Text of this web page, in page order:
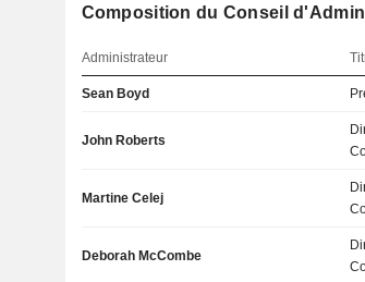
Composition du Conseil
Administrateur
Sean Boyd
John Roberts
Martine Celej
Deborah McCombe